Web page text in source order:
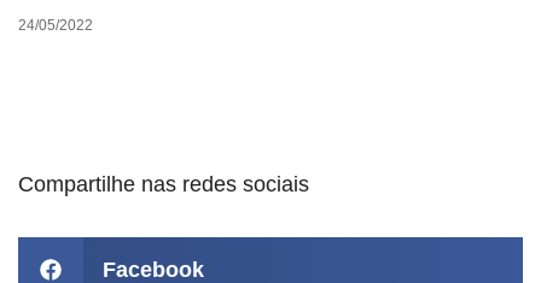
24/05/2022
Compartilhe nas redes sociais
Facebook